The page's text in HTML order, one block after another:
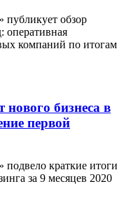
публикует обзор
оперативная
компаний по итогам
бизнеса в
первой
подвело краткие итоги
за 9 месяцев 2020